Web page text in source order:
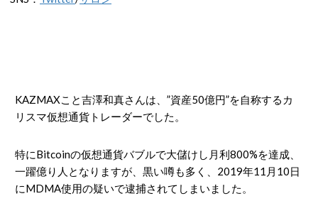
KAZMAXこと吉澤和真さんは、”資産50億円”を自称するカ
リスマ仮想通貨トレーダーでした。
特にBitcoinの仮想通貨バブルで大儲けし月利800%を達成、
一躍億り人となりますが、黒い噂も多く、2019年11月10日
にMDMA使用の疑いで逮捕されてしまいました。